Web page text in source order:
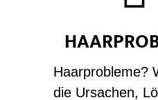
Haarprobleme?
die Ursachen,